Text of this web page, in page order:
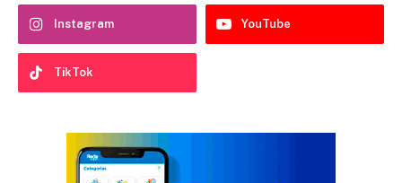
Instagram YouTube
TikTok